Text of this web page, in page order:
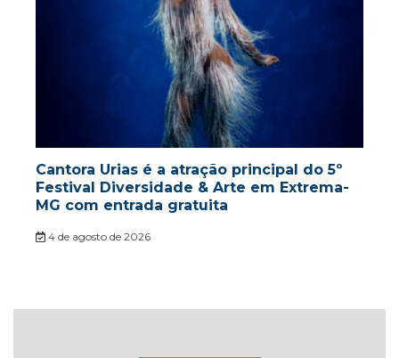
Cantora Urias é a atração principal do 5º
Festival Diversidade & Arte em Extrema-
MG com entrada gratuita
4 de agosto de 2026